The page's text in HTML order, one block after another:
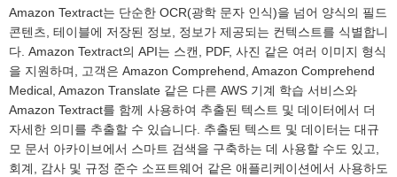
Amazon Textract는 단순한 OCR(광학 문자 인식)을 넘어 양식의 필드
콘텐츠, 테이블에 저장된 정보, 정보가 제공되는 컨텍스트를 식별합니
다. Amazon Textract의 API는 스캔, PDF, 사진 같은 여러 이미지 형식
을 지원하며, 고객은 Amazon Comprehend, Amazon Comprehend
Medical, Amazon Translate 같은 다른 AWS 기계 학습 서비스와
Amazon Textract를 함께 사용하여 추출된 텍스트 및 데이터에서 더
자세한 의미를 추출할 수 있습니다. 추출된 텍스트 및 데이터는 대규
모 문서 아카이브에서 스마트 검색을 구축하는 데 사용할 수도 있고,
회계, 감사 및 규정 준수 소프트웨어 같은 애플리케이션에서 사용하도